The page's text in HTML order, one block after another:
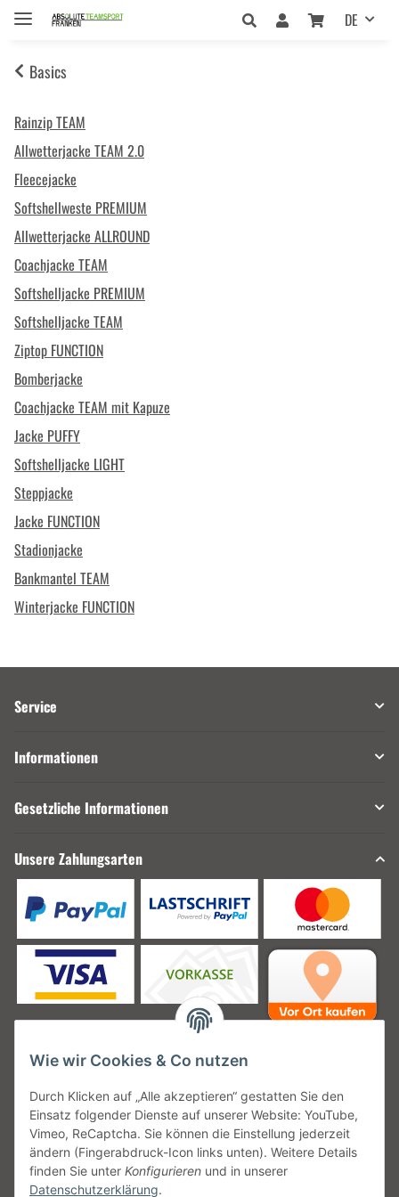
DE
Basics
Rainzip TEAM
Allwetterjacke TEAM 2.0
Fleecejacke
Softshellweste PREMIUM
Allwetterjacke ALLROUND
Coachjacke TEAM
Softshelljacke PREMIUM
Softshelljacke TEAM
Ziptop FUNCTION
Bomberjacke
Coachjacke TEAM mit Kapuze
Jacke PUFFY
Softshelljacke LIGHT
Steppjacke
Jacke FUNCTION
Stadionjacke
Bankmantel TEAM
Winterjacke FUNCTION
Service
Informationen
Gesetzliche Informationen
Unsere Zahlungsarten
Unsere Versanddienstleister
Unsere Communities
Wie wir Cookies & Co nutzen
Durch Klicken auf „Alle akzeptieren“ gestatten Sie den
Einsatz folgender Dienste auf unserer Website: YouTube,
Vimeo, ReCaptcha. Sie können die Einstellung jederzeit
ändern (Fingerabdruck-Icon links unten). Weitere Details
finden Sie unter Konfigurieren und in unserer
Datenschutzerklärung.